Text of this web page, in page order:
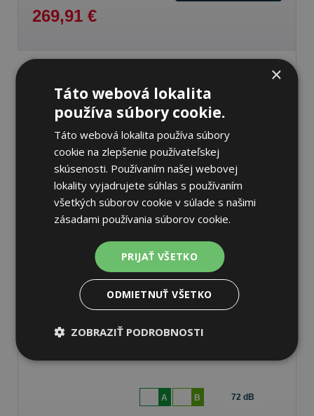
269,91 €
Pirelli SCORPION MS
265/45 R21 108 V Letné
70 dB
Nie je skladom
Pirelli SCORPION MS
A B 72 dB
×
Táto webová lokalita
používa súbory cookie.
Táto webová lokalita používa súbory
cookie na zlepšenie používateľskej
skúsenosti. Používaním našej webovej
lokality vyjadrujete súhlas s používaním
všetkých súborov cookie v súlade s našimi
zásadami používania súborov cookie.
PRIJAŤ VŠETKO
ODMIETNUŤ VŠETKO
ZOBRAZIŤ PODROBNOSTI